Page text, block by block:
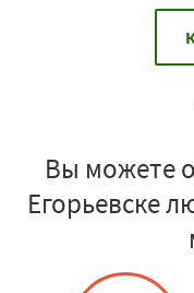
Вы можете
Егорьевске